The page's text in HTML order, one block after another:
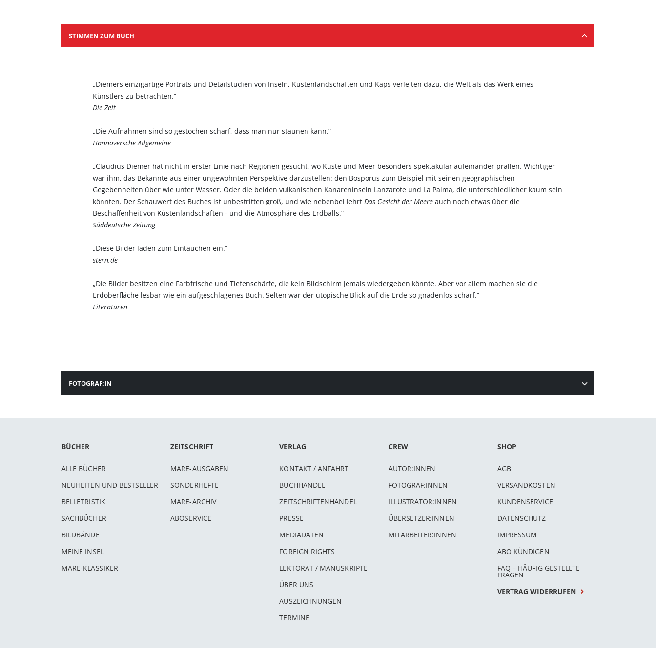
STIMMEN ZUM BUCH
„Diemers einzigartige Porträts und Detailstudien von Inseln, Küstenlandschaften und Kaps verleiten dazu, die Welt als das Werk eines
Künstlers zu betrachten.“
Die Zeit
„Die Aufnahmen sind so gestochen scharf, dass man nur staunen kann.“
Hannoversche Allgemeine
„Claudius Diemer hat nicht in erster Linie nach Regionen gesucht, wo Küste und Meer besonders spektakulär aufeinander prallen. Wichtiger
war ihm, das Bekannte aus einer ungewohnten Perspektive darzustellen: den Bosporus zum Beispiel mit seinen geographischen
Gegebenheiten über wie unter Wasser. Oder die beiden vulkanischen Kanareninseln Lanzarote und La Palma, die unterschiedlicher kaum sein
könnten. Der Schauwert des Buches ist unbestritten groß, und wie nebenbei lehrt Das Gesicht der Meere auch noch etwas über die
Beschaffenheit von Küstenlandschaften - und die Atmosphäre des Erdballs.“
Süddeutsche Zeitung
„Diese Bilder laden zum Eintauchen ein.“
stern.de
„Die Bilder besitzen eine Farbfrische und Tiefenschärfe, die kein Bildschirm jemals wiedergeben könnte. Aber vor allem machen sie die
Erdoberfläche lesbar wie ein aufgeschlagenes Buch. Selten war der utopische Blick auf die Erde so gnadenlos scharf.“
Literaturen
FOTOGRAF:IN
BÜCHER
ALLE BÜCHER
NEUHEITEN UND BESTSELLER
BELLETRISTIK
SACHBÜCHER
BILDBÄNDE
MEINE INSEL
MARE-KLASSIKER
ZEITSCHRIFT
MARE-AUSGABEN
SONDERHEFTE
MARE-ARCHIV
ABOSERVICE
VERLAG
KONTAKT / ANFAHRT
BUCHHANDEL
ZEITSCHRIFTENHANDEL
PRESSE
MEDIADATEN
FOREIGN RIGHTS
LEKTORAT / MANUSKRIPTE
ÜBER UNS
AUSZEICHNUNGEN
TERMINE
CREW
AUTOR:INNEN
FOTOGRAF:INNEN
ILLUSTRATOR:INNEN
ÜBERSETZER:INNEN
MITARBEITER:INNEN
SHOP
AGB
VERSANDKOSTEN
KUNDENSERVICE
DATENSCHUTZ
IMPRESSUM
ABO KÜNDIGEN
FAQ – HÄUFIG GESTELLTE
FRAGEN
VERTRAG WIDERRUFEN